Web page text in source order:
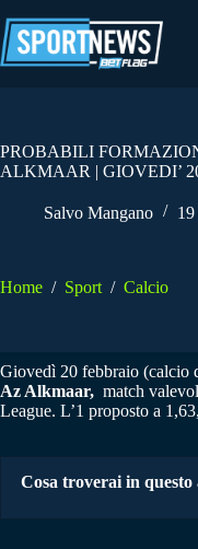
al
contenuto
PROBABILI
ALKMAAR | GIOVEDI’
Salvo Mangano
Home / Sport / Calcio
Giovedì 20 febbraio (calcio
Az Alkmaar, match
League. L’1 proposto a
Cosa troverai in questo